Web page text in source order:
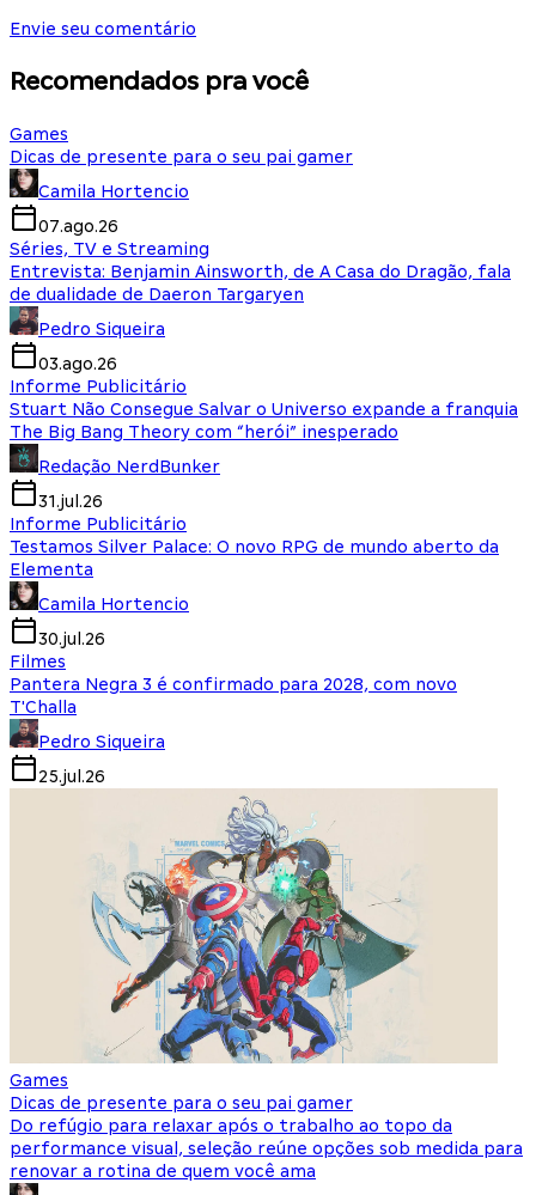
Envie seu comentário
Recomendados pra você
Games
Dicas de presente para o seu pai gamer
Camila Hortencio
07.ago.26
Séries, TV e Streaming
Entrevista: Benjamin Ainsworth, de A Casa do Dragão, fala
de dualidade de Daeron Targaryen
Pedro Siqueira
03.ago.26
Informe Publicitário
Stuart Não Consegue Salvar o Universo expande a franquia
The Big Bang Theory com “herói” inesperado
Redação NerdBunker
31.jul.26
Informe Publicitário
Testamos Silver Palace: O novo RPG de mundo aberto da
Elementa
Camila Hortencio
30.jul.26
Filmes
Pantera Negra 3 é confirmado para 2028, com novo
T'Challa
Pedro Siqueira
25.jul.26
Games
Dicas de presente para o seu pai gamer
Do refúgio para relaxar após o trabalho ao topo da
performance visual, seleção reúne opções sob medida para
renovar a rotina de quem você ama